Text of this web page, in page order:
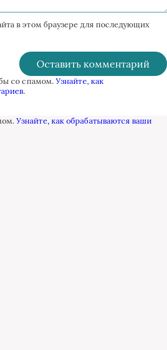
в этом браузере для последующих
со спамом.Узнайте, как
.
Узнайте, как обрабатываются ваши